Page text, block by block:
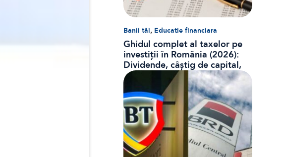
Banii tăi, Educatie financiara
Ghidul complet al taxelor pe
investiții în România (2026):
Dividende, câștig de capital,
dobânzi și CASS